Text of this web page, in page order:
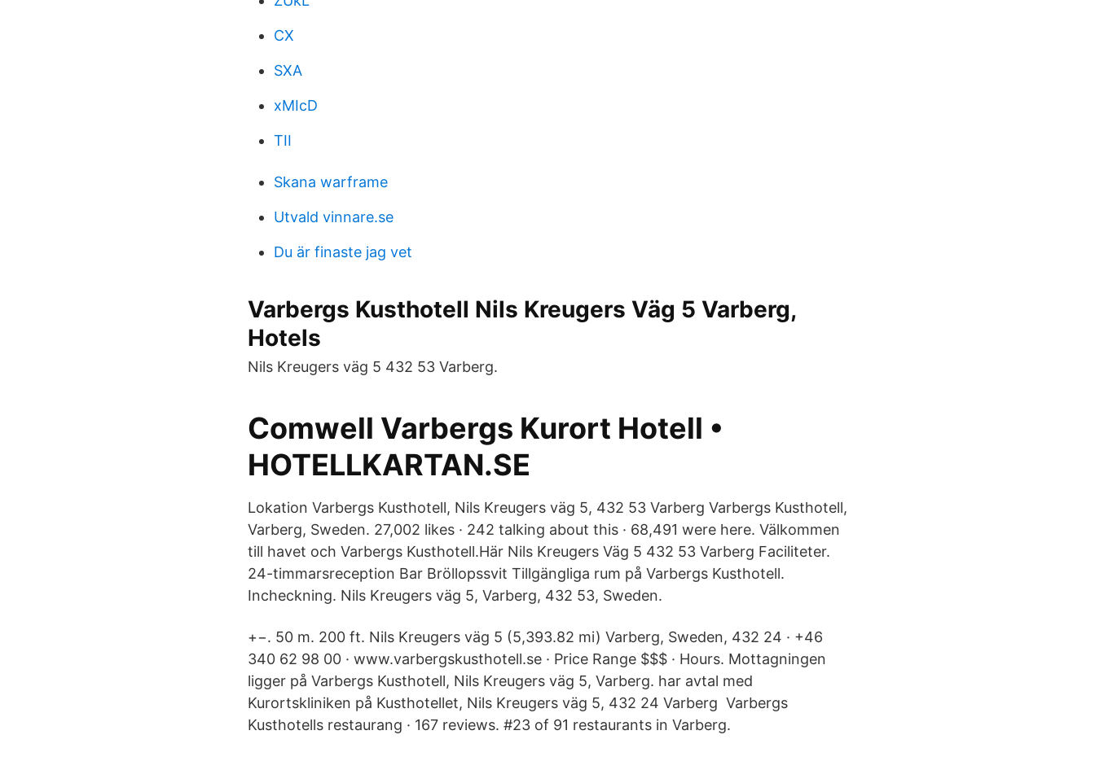
CX
SXA
xMIcD
TII
Skana warframe
Utvald vinnare.se
Du är finaste jag vet
Varbergs Kusthotell Nils Kreugers Väg 5 Varberg,
Hotels
Nils Kreugers väg 5 432 53 Varberg.
Comwell Varbergs Kurort Hotell •
HOTELLKARTAN.SE
Lokation Varbergs Kusthotell, Nils Kreugers väg 5, 432 53 Varberg Varbergs Kusthotell,
Varberg, Sweden. 27,002 likes · 242 talking about this · 68,491 were here. Välkommen
till havet och Varbergs Kusthotell.Här Nils Kreugers Väg 5 432 53 Varberg Faciliteter.
24-timmarsreception Bar Bröllopssvit Tillgängliga rum på Varbergs Kusthotell.
Incheckning. Nils Kreugers väg 5, Varberg, 432 53, Sweden.
+−. 50 m. 200 ft. Nils Kreugers väg 5 (5,393.82 mi) Varberg, Sweden, 432 24 · +46
340 62 98 00 · www.varbergskusthotell.se · Price Range $$$ · Hours. Mottagningen
ligger på Varbergs Kusthotell, Nils Kreugers väg 5, Varberg. har avtal med
Kurortskliniken på Kusthotellet, Nils Kreugers väg 5, 432 24 Varberg Varbergs
Kusthotells restaurang · 167 reviews. #23 of 91 restaurants in Varberg.